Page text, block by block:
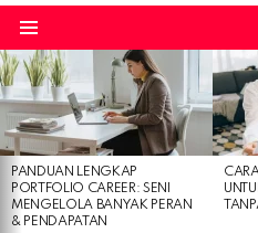
LATEST
STORIES
PANDUAN LENGKAP
PORTFOLIO CAREER: SENI
MENGELOLA BANYAK PERAN
& PENDAPATAN